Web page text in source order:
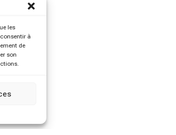
les
à
de
son